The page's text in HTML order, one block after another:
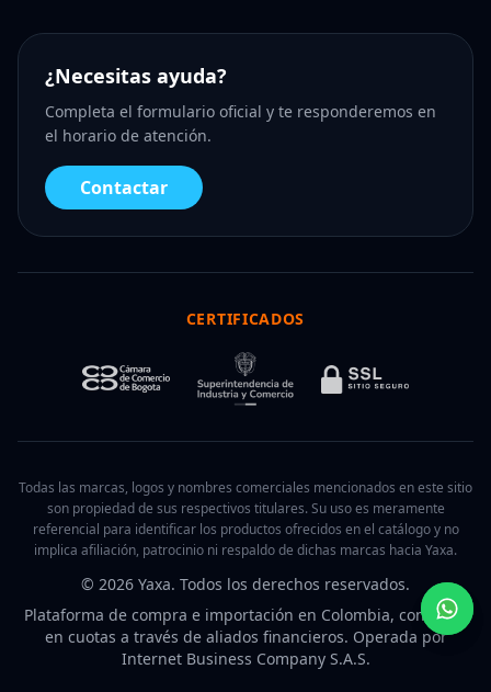
¿Necesitas ayuda?
Completa el formulario oficial y te responderemos en
el horario de atención.
Contactar
CERTIFICADOS
Todas las marcas, logos y nombres comerciales mencionados en este sitio
son propiedad de sus respectivos titulares. Su uso es meramente
referencial para identificar los productos ofrecidos en el catálogo y no
implica afiliación, patrocinio ni respaldo de dichas marcas hacia Yaxa.
© 2026 Yaxa. Todos los derechos reservados.
Plataforma de compra e importación en Colombia, con pago
en cuotas a través de aliados financieros. Operada por
Internet Business Company S.A.S.